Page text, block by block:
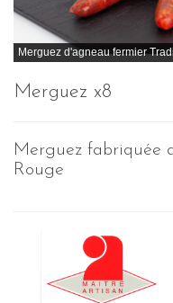
Merguez d'agneau fermier
Merguez x8
Merguez fabriquée
Rouge